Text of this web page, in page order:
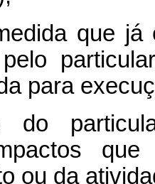
que
para
do
que
ou da